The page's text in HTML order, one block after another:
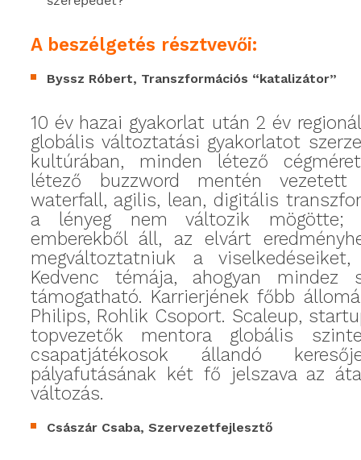
A beszélgetés résztvevői:
Byssz Róbert, Transzformációs “katalizátor”
10 év hazai gyakorlat után 2 év
globális változtatási gyakorlatot
kultúrában, minden létező
létező buzzword mentén vezetett
waterfall, agilis, lean, digitális
a lényeg nem változik mögötte;
emberekből áll, az elvárt
megváltoztatniuk a viselkedéseiket,
Kedvenc témája, ahogyan mindez
támogatható. Karrierjének főbb
Philips, Rohlik Csoport. Scaleup,
topvezetők mentora globális
csapatjátékosok állandó
pályafutásának két fő jelszava az
változás.
Császár Csaba, Szervezetfejlesztő